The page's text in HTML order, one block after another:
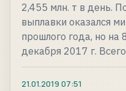
2,455 млн. т в день.
выплавки оказался
прошлого года, но на
декабря 2017 г.
21.01.2019 07:51